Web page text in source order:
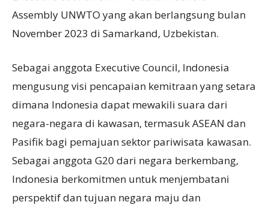
Assembly UNWTO yang akan berlangsung bulan
November 2023 di Samarkand, Uzbekistan.
Sebagai anggota Executive Council, Indonesia
mengusung visi pencapaian kemitraan yang setara
dimana Indonesia dapat mewakili suara dari
negara-negara di kawasan, termasuk ASEAN dan
Pasifik bagi pemajuan sektor pariwisata kawasan.
Sebagai anggota G20 dari negara berkembang,
Indonesia berkomitmen untuk menjembatani
perspektif dan tujuan negara maju dan